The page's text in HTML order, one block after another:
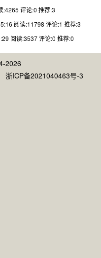
:4265 评论:0 推荐:3
阅读:11798 评论:1 推荐:3
阅读:3537评论:0 推荐:0
2026
浙ICP备2021040463号-3